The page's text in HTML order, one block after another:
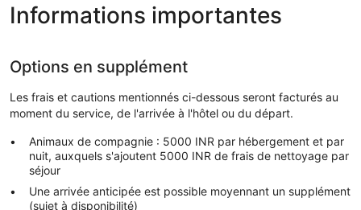
Informations importantes
Options en supplément
Les frais et cautions mentionnés ci-dessous seront facturés au
moment du service, de l'arrivée à l'hôtel ou du départ.
Animaux de compagnie : 5000 INR par hébergement et par
nuit, auxquels s'ajoutent 5000 INR de frais de nettoyage par
séjour
Une arrivée anticipée est possible moyennant un supplément
(sujet à disponibilité)